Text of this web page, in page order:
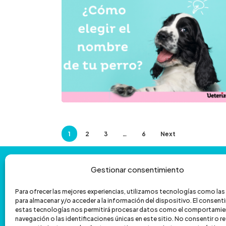
Gestionar consentimiento
Para ofrecer las mejores experiencias, utilizamos tecnologías como
para almacenar y/o acceder a la información del dispositivo. El
estas tecnologías nos permitirá procesar datos como el
navegación o las identificaciones únicas en este sitio. No consentir o
elegir
el
nombre
de
mi
perro?
1 2 3 … 6 Next
Contáctanos y te ayudamos
601 172 335 962 067 039